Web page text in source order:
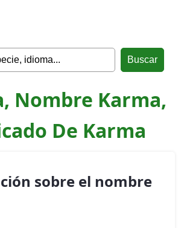
Nombre Karma,
De Karma
sobre el nombre